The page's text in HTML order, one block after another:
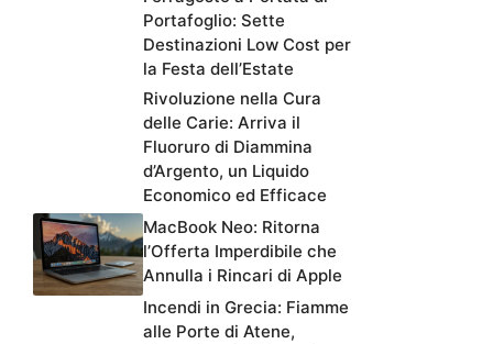
Portafoglio: Sette
Destinazioni Low Cost per
la Festa dell’Estate
Rivoluzione nella Cura
delle Carie: Arriva il
Fluoruro di Diammina
d’Argento, un Liquido
Economico ed Efficace
MacBook Neo: Ritorna
l’Offerta Imperdibile che
Annulla i Rincari di Apple
Incendi in Grecia: Fiamme
alle Porte di Atene,